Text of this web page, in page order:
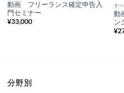
動画 フリーランス確定申告入
門セミナー
¥33,000
す
動
ン
¥
分野別